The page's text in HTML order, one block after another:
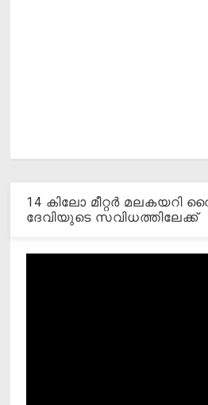
14 കിലോ മീറ്റര്‍
ദേവിയുടെ സവിധത്തിലേക്ക്